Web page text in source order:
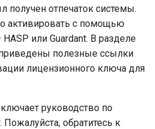
получен отпечаток системы.
активировать с помощью
или Guardant. В разделе
полезные ссылки
лицензионного ключа для
руководство по
обратитесь к